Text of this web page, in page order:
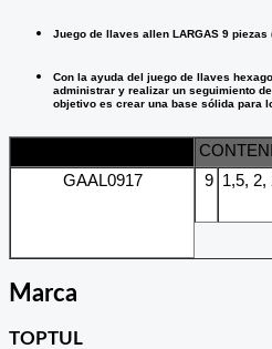
Juego de llaves allen LARGAS 9 piezas
Con la ayuda del juego de llaves
administrar y realizar un seguimiento
objetivo es crear una base sólida para
GAAL0917
9 1,5, 2,
Marca
TOPTUL